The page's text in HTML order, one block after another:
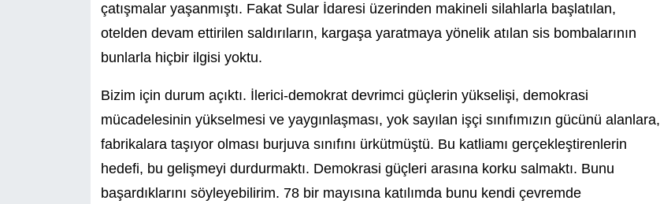
çatışmalar yaşanmıştı. Fakat Sular İdaresi üzerinden makineli silahlarla başlatılan,
otelden devam ettirilen saldırıların, kargaşa yaratmaya yönelik atılan sis bombalarının
bunlarla hiçbir ilgisi yoktu.
Bizim için durum açıktı. İlerici-demokrat devrimci güçlerin yükselişi, demokrasi
mücadelesinin yükselmesi ve yaygınlaşması, yok sayılan işçi sınıfımızın gücünü alanlara,
fabrikalara taşıyor olması burjuva sınıfını ürkütmüştü. Bu katliamı gerçekleştirenlerin
hedefi, bu gelişmeyi durdurmaktı. Demokrasi güçleri arasına korku salmaktı. Bunu
başardıklarını söyleyebilirim. 78 bir mayısına katılımda bunu kendi çevremde